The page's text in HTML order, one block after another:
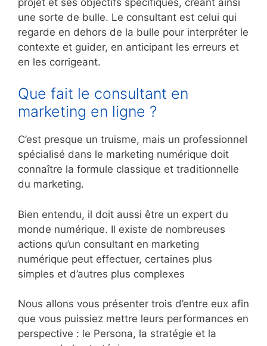
une sorte de bulle. Le consultant est celui qui
regarde en dehors de la bulle pour interpréter le
contexte et guider, en anticipant les erreurs et
en les corrigeant.
Que fait le consultant en
marketing en ligne ?
C’est presque un truisme, mais un professionnel
spécialisé dans le marketing numérique doit
connaître la formule classique et traditionnelle
du marketing.
Bien entendu, il doit aussi être un expert du
monde numérique. Il existe de nombreuses
actions qu’un consultant en marketing
numérique peut effectuer, certaines plus
simples et d’autres plus complexes
Nous allons vous présenter trois d’entre eux afin
que vous puissiez mettre leurs performances en
perspective : le Persona, la stratégie et la